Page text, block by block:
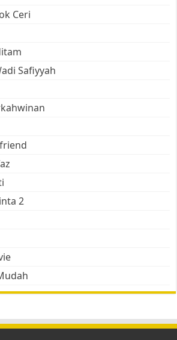
Ceri
Safiyyah
2